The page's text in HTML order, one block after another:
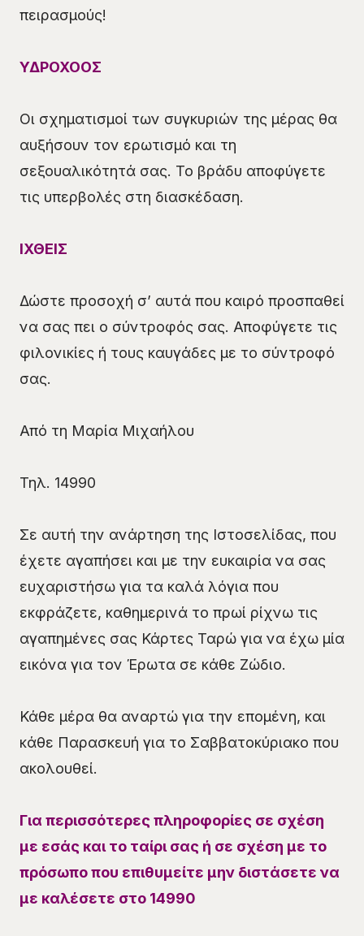
πειρασμούς!
ΥΔΡΟΧΟΟΣ
Οι σχηματισμοί των συγκυριών της μέρας θα
αυξήσουν τον ερωτισμό και τη
σεξουαλικότητά σας. Το βράδυ αποφύγετε
τις υπερβολές στη διασκέδαση.
ΙΧΘΕΙΣ
Δώστε προσοχή σ’ αυτά που καιρό προσπαθεί
να σας πει ο σύντροφός σας. Αποφύγετε τις
φιλονικίες ή τους καυγάδες με το σύντροφό
σας.
Από τη Μαρία Μιχαήλου
Τηλ. 14990
Σε αυτή την ανάρτηση της Ιστοσελίδας, που
έχετε αγαπήσει και με την ευκαιρία να σας
ευχαριστήσω για τα καλά λόγια που
εκφράζετε, καθημερινά το πρωί ρίχνω τις
αγαπημένες σας Κάρτες Ταρώ για να έχω μία
εικόνα για τον Έρωτα σε κάθε Ζώδιο.
Κάθε μέρα θα αναρτώ για την επομένη, και
κάθε Παρασκευή για το Σαββατοκύριακο που
ακολουθεί.
Για περισσότερες πληροφορίες σε σχέση
με εσάς και το ταίρι σας ή σε σχέση με το
πρόσωπο που επιθυμείτε μην διστάσετε να
με καλέσετε στο 14990